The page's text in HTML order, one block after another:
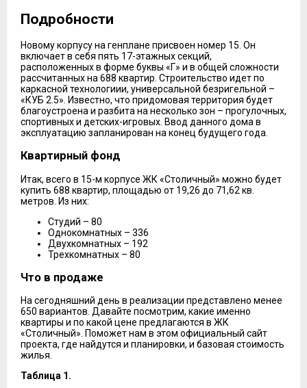
Подробности
Новому корпусу на генплане присвоен номер 15. Он
включает в себя пять 17-этажных секций,
расположенных в форме буквы «Г» и в общей сложности
рассчитанных на 688 квартир. Строительство идет по
каркасной технологиии, универсальной безригельной –
«КУБ 2.5». Известно, что придомовая территория будет
благоустроена и разбита на несколько зон – прогулочных,
спортивных и детских-игровых. Ввод данного дома в
эксплуатацию запланирован на конец будущего года.
Квартирный фонд
Итак, всего в 15-м корпусе ЖК «Столичный» можно будет
купить 688 квартир, площадью от 19,26 до 71,62 кв.
метров. Из них:
Студий – 80
Однокомнатных – 336
Двухкомнатных – 192
Трехкомнатных – 80
Что в продаже
На сегодняшний день в реализации представлено менее
650 вариантов. Давайте посмотрим, какие именно
квартиры и по какой цене предлагаются в ЖК
«Столичный». Поможет нам в этом официальный сайт
проекта, где найдутся и планировки, и базовая стоимость
жилья.
Таблица 1.